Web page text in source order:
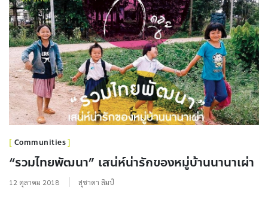
Communities
“รวมไทยพัฒนา” เสน่ห์น่ารักของหมู่บ้านนานาเผ่า
12 ตุลาคม 2018 สุชาดา ลิมป์